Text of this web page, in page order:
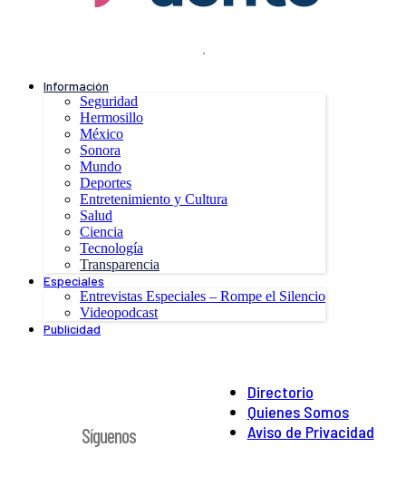
.
Información
Seguridad
Hermosillo
México
Sonora
Mundo
Deportes
Entretenimiento y Cultura
Salud
Ciencia
Tecnología
Transparencia
Especiales
Entrevistas Especiales – Rompe el Silencio
Videopodcast
Publicidad
Directorio
Quienes Somos
Aviso de Privacidad
Síguenos